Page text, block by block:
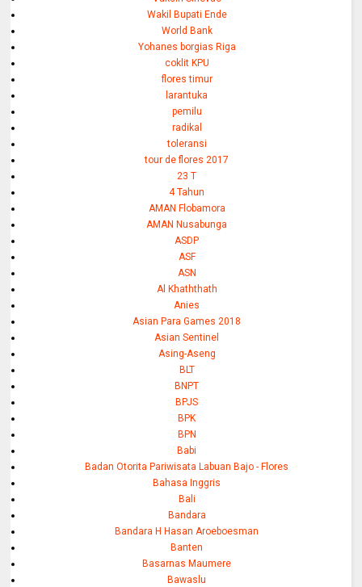
Wakil Bupati Ende
World Bank
Yohanes borgias Riga
coklit KPU
flores timur
larantuka
pemilu
radikal
toleransi
tour de flores 2017
23 T
4 Tahun
AMAN Flobamora
AMAN Nusabunga
ASDP
ASF
ASN
Al Khaththath
Anies
Asian Para Games 2018
Asian Sentinel
Asing-Aseng
BLT
BNPT
BPJS
BPK
BPN
Babi
Badan Otorita Pariwisata Labuan Bajo - Flores
Bahasa Inggris
Bali
Bandara
Bandara H Hasan Aroeboesman
Banten
Basarnas Maumere
Bawaslu